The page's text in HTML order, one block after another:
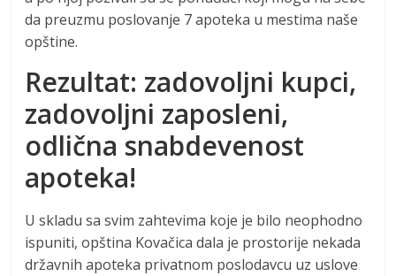
da preuzmu poslovanje 7 apoteka u mestima naše
opštine.
Rezultat: zadovoljni kupci,
zadovoljni zaposleni,
odlična snabdevenost
apoteka!
U skladu sa svim zahtevima koje je bilo neophodno
ispuniti, opština Kovačica dala je prostorije nekada
državnih apoteka privatnom poslodavcu uz uslove